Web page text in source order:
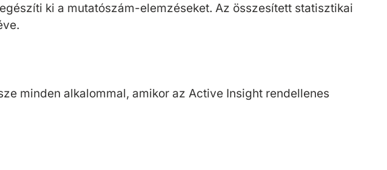
ki a mutatószám-elemzéseket. Az összesített statisztikai
minden alkalommal, amikor az Active Insight rendellenes